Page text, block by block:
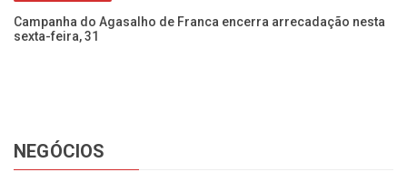
Campanha do Agasalho de Franca encerra arrecadação nesta
sexta-feira, 31
NEGÓCIOS